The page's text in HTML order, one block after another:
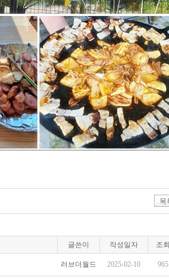
목
글쓴이 작성일자 조
러브더월드 2025-02-10 965